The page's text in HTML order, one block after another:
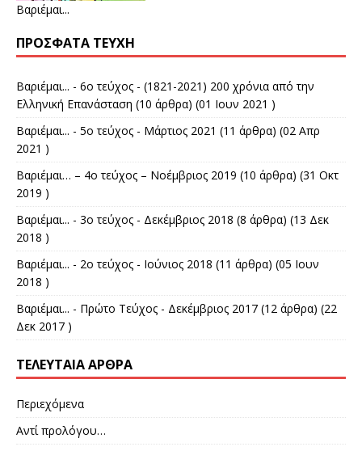
Βαριέμαι...
ΠΡΌΣΦΑΤΑ ΤΕΎΧΗ
Βαριέμαι... - 6ο τεύχος - (1821-2021) 200 χρόνια από την
Ελληνική Επανάσταση (10 άρθρα) (01 Ιουν 2021 )
Βαριέμαι... - 5ο τεύχος - Μάρτιος 2021 (11 άρθρα) (02 Απρ
2021 )
Βαριέμαι… – 4ο τεύχος – Νοέμβριος 2019 (10 άρθρα) (31 Οκτ
2019 )
Βαριέμαι... - 3ο τεύχος - Δεκέμβριος 2018 (8 άρθρα) (13 Δεκ
2018 )
Βαριέμαι... - 2ο τεύχος - Ιούνιος 2018 (11 άρθρα) (05 Ιουν
2018 )
Βαριέμαι... - Πρώτο Τεύχος - Δεκέμβριος 2017 (12 άρθρα) (22
Δεκ 2017 )
ΤΕΛΕΥΤΑΊΑ ΆΡΘΡΑ
Περιεχόμενα
Αντί προλόγου…